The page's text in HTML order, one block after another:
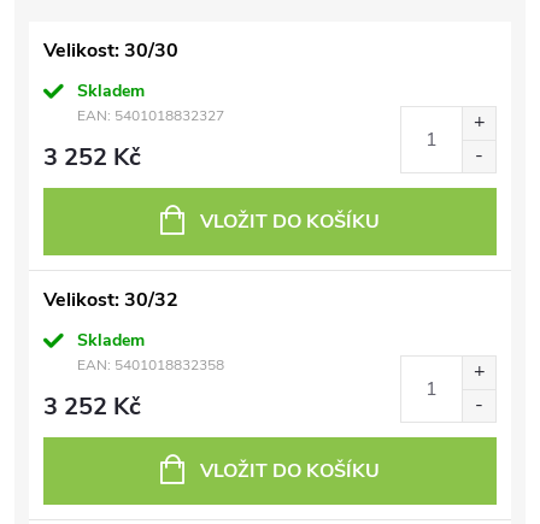
Velikost: 30/30
Skladem
EAN: 5401018832327
3 252 Kč
VLOŽIT DO KOŠÍKU
Velikost: 30/32
Skladem
EAN: 5401018832358
3 252 Kč
VLOŽIT DO KOŠÍKU